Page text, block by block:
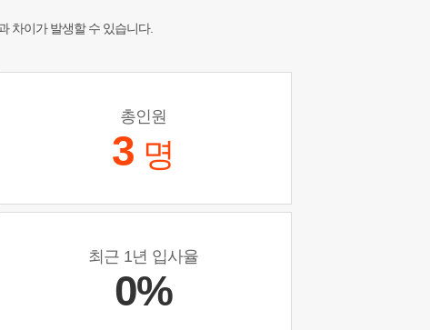
차이가 발생할 수 있습니다.
총인원
3 명
최근 1년 입사율
0%